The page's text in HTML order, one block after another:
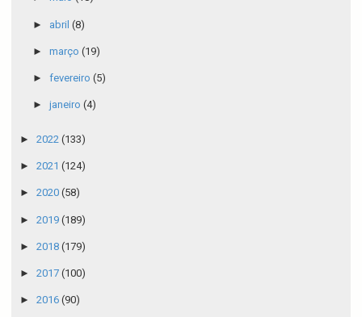
► abril (8)
► março (19)
► fevereiro (5)
► janeiro (4)
► 2022 (133)
► 2021 (124)
► 2020 (58)
► 2019 (189)
► 2018 (179)
► 2017 (100)
► 2016 (90)